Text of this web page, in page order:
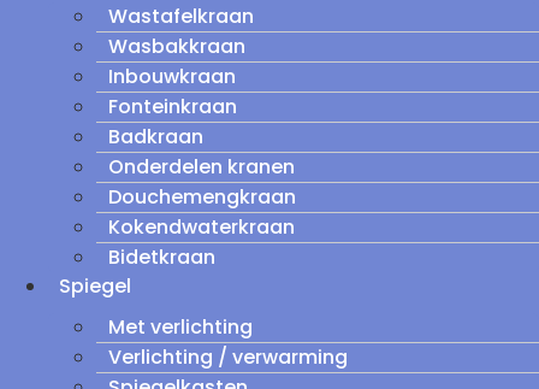
Wastafelkraan
Wasbakkraan
Inbouwkraan
Fonteinkraan
Badkraan
Onderdelen kranen
Douchemengkraan
Kokendwaterkraan
Bidetkraan
Spiegel
Met verlichting
Verlichting / verwarming